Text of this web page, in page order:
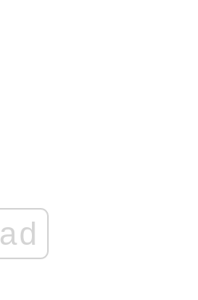
ad